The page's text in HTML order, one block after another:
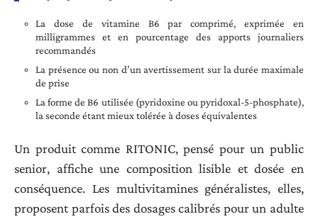
La dose de vitamine B6 par comprimé, exprimée en
milligrammes et en pourcentage des apports journaliers
recommandés
La présence ou non d’un avertissement sur la durée maximale
de prise
La forme de B6 utilisée (pyridoxine ou pyridoxal-5-phosphate),
la seconde étant mieux tolérée à doses équivalentes
Un produit comme RITONIC, pensé pour un public
senior, affiche une composition lisible et dosée en
conséquence. Les multivitamines généralistes, elles,
proposent parfois des dosages calibrés pour un adulte